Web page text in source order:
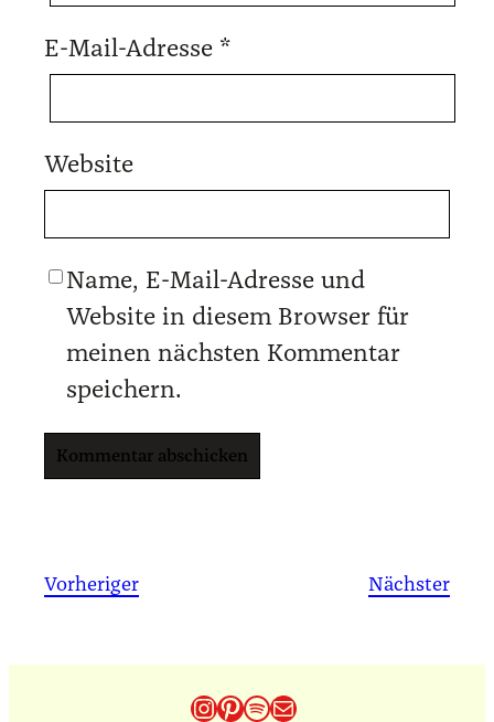
E-Mail-Adresse *
Website
Name, E-Mail-Adresse und
Website in diesem Browser für
meinen nächsten Kommentar
speichern.
Vorheriger Nächster
Instagram
Pinterest
Spotify
E-Mail